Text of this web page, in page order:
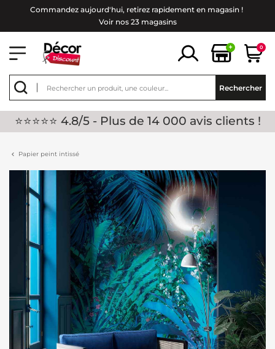
Commandez aujourd'hui, retirez rapidement en magasin !
Voir nos 23 magasins
+ 0
Rechercher
⭐⭐⭐⭐⭐ 4.8/5 - Plus de 14 000 avis clients !
Papier peint intissé